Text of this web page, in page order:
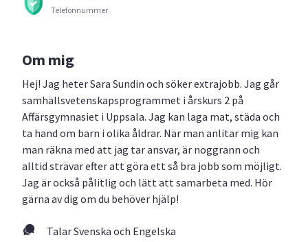
Telefonnummer
Om mig
Hej! Jag heter Sara Sundin och söker extrajobb. Jag går
samhällsvetenskapsprogrammet i årskurs 2 på
Affärsgymnasiet i Uppsala. Jag kan laga mat, städa och
ta hand om barn i olika åldrar. När man anlitar mig kan
man räkna med att jag tar ansvar, är noggrann och
alltid strävar efter att göra ett så bra jobb som möjligt.
Jag är också pålitlig och lätt att samarbeta med. Hör
gärna av dig om du behöver hjälp!
Talar Svenska och Engelska